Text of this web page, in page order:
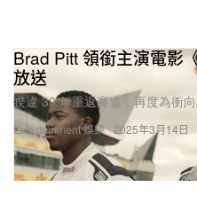
Entertainment 娛樂
Brad Pitt 領銜主演電影
放送
睽違 30 年重返賽道，再度為衝向
2025年3月14日